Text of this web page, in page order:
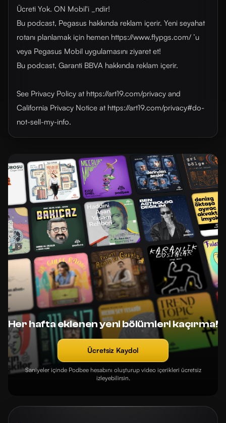
Ücreti Yok. ON Mobil'i _ndir!
Bu podcast, Pegasus hakkında reklam içerir. Yeni seyahat
rotanı planlamak için hemen https://www.flypgs.com/ ’u
veya Pegasus Mobil uygulamasını ziyaret et!
Bu podcast, Garanti BBVA hakkında reklam içerir.
See Privacy Policy at https://art19.com/privacy and
California Privacy Notice at https://art19.com/privacy#do-
not-sell-my-info.
Her hafta eklenen yeni bölümleri kaçırma!
Ücretsiz Kaydol
Saniyeler içinde Podbee hesabını oluşturup video içerikleri ücretsiz
izleyebilirsin.